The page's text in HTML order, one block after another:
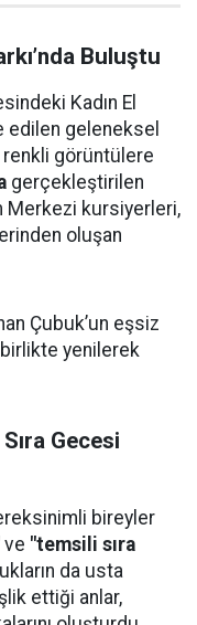
Buluştu
Kadın El
edilen geleneksel
renkli görüntülere
gerçekleştirilen
Merkezi kursiyerleri,
oluşan
Çubuk’un eşsiz
yenilerek
Gecesi
bireyler
ve "temsili sıra
da usta
ettiği anlar,